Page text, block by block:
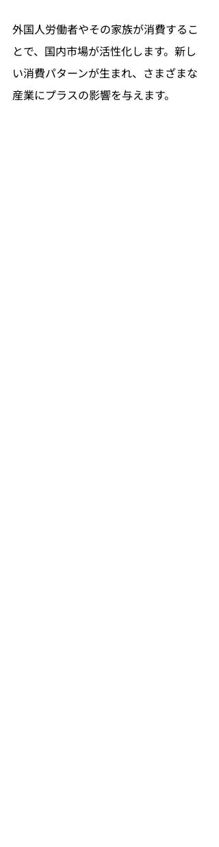
外国人労働者やその家族が消費するこ
とで、国内市場が活性化します。新し
い消費パターンが生まれ、さまざまな
産業にプラスの影響を与えます。